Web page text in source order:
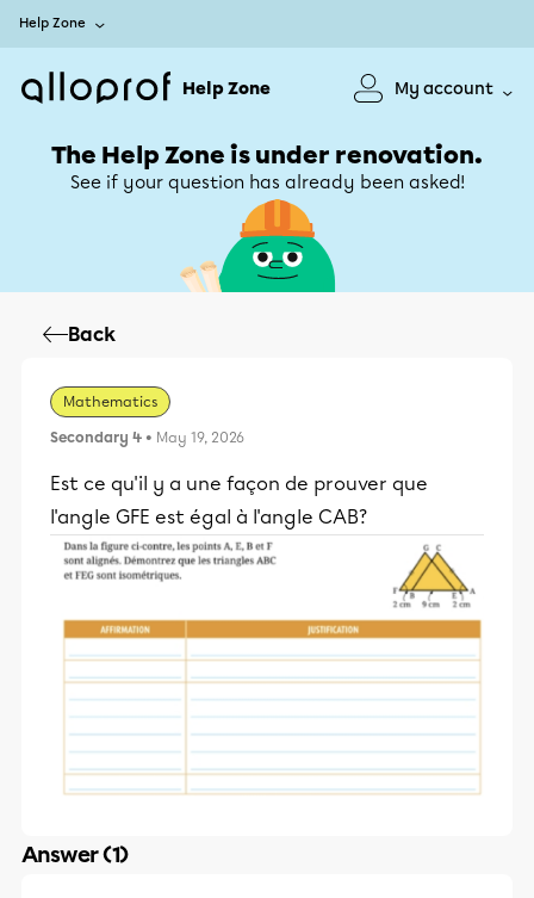
Help Zone
Help Zone My account
The Help Zone is under renovation.
See if your question has already been asked!
Back
Mathematics
Secondary 4 • May 19, 2026
Est ce qu'il y a une façon de prouver que
l'angle GFE est égal à l'angle CAB?
Answer (1)